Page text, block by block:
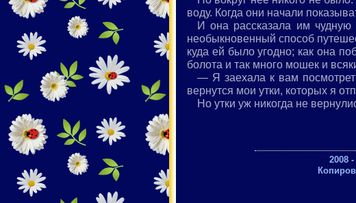
воду. Когда они начали
И она рассказала им
необыкновенный способ
куда ей было угодно; как она
болота и так много мошек и
— Я заехала к вам
вернутся мои утки, которых я
Но утки уж никогда не
2008